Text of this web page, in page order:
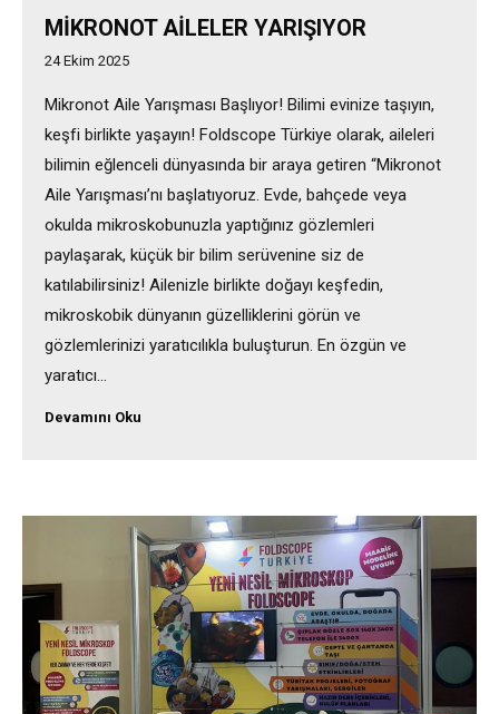
MİKRONOT AİLELER YARIŞIYOR
24 Ekim 2025
Mikronot Aile Yarışması Başlıyor! Bilimi evinize taşıyın,
keşfi birlikte yaşayın! Foldscope Türkiye olarak, aileleri
bilimin eğlenceli dünyasında bir araya getiren “Mikronot
Aile Yarışması’nı başlatıyoruz. Evde, bahçede veya
okulda mikroskobunuzla yaptığınız gözlemleri
paylaşarak, küçük bir bilim serüvenine siz de
katılabilirsiniz! Ailenizle birlikte doğayı keşfedin,
mikroskobik dünyanın güzelliklerini görün ve
gözlemlerinizi yaratıcılıkla buluşturun. En özgün ve
yaratıcı…
Devamını Oku